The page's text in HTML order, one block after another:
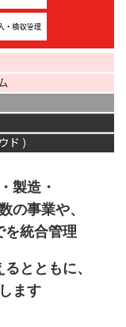
製造・
の事業や、
を統合管理
とともに、
ます